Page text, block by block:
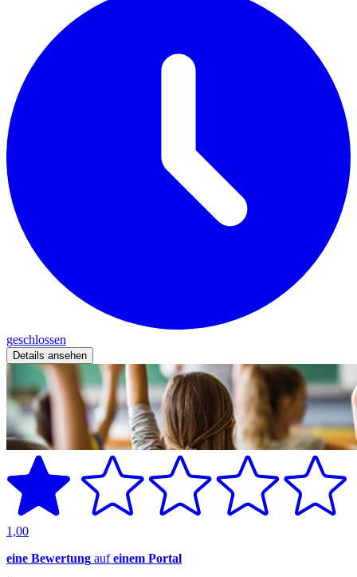
geschlossen
Details ansehen
1,00
eine Bewertung aufeinem Portal